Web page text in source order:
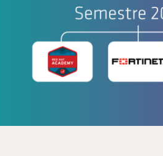
EDUCACIÓN
CONTINUA